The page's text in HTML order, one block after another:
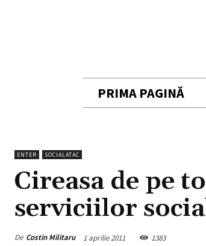
PRIMA PAGINĂ
ENTER SOCIALATAC
Cireasa de pe
serviciilor
De Costin Militaru 1 aprilie 2011 1383